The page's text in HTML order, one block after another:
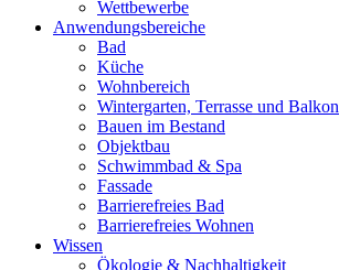
Wettbewerbe
Anwendungsbereiche
Bad
Küche
Wohnbereich
Wintergarten, Terrasse und Balkon
Bauen im Bestand
Objektbau
Schwimmbad & Spa
Fassade
Barrierefreies Bad
Barrierefreies Wohnen
Wissen
Ökologie & Nachhaltigkeit